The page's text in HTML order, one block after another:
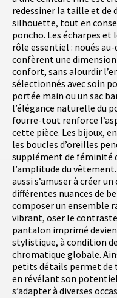
redessiner la taille et de
silhouette, tout en
poncho. Les écharpes
rôle essentiel : noués
confèrent une
confort, sans alourdir
sélectionnés avec soin
portée main ou un sac
l’élégance naturelle du
fourre-tout renforce
cette pièce. Les bijoux,
les boucles d’oreilles
supplément de féminité
l’amplitude du
aussi s’amuser à créer
différentes nuances de
composer un ensemble
vibrant, oser le
pantalon imprimé
stylistique, à condition
chromatique globale.
petits détails permet
en révélant son
s’adapter à diverses